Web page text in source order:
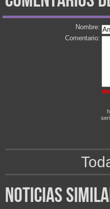
Nombre:
Comentario:
noticias